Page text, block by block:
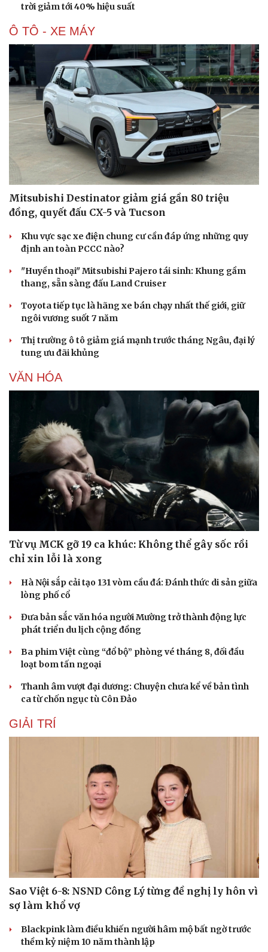
Cải chính
trời giảm tới 40% hiệu suất
Ô TÔ - XE MÁY
Mitsubishi Destinator giảm giá gần 80 triệu
đồng, quyết đấu CX-5 và Tucson
Khu vực sạc xe điện chung cư cần đáp ứng những quy
định an toàn PCCC nào?
"Huyền thoại" Mitsubishi Pajero tái sinh: Khung gầm
thang, sẵn sàng đấu Land Cruiser
Toyota tiếp tục là hãng xe bán chạy nhất thế giới, giữ
ngôi vương suốt 7 năm
Thị trường ô tô giảm giá mạnh trước tháng Ngâu, đại lý
tung ưu đãi khủng
VĂN HÓA
Từ vụ MCK gỡ 19 ca khúc: Không thể gây sốc rồi
chỉ xin lỗi là xong
Hà Nội sắp cải tạo 131 vòm cầu đá: Đánh thức di sản giữa
lòng phố cổ
Đưa bản sắc văn hóa người Mường trở thành động lực
phát triển du lịch cộng đồng
Ba phim Việt cùng “đổ bộ” phòng vé tháng 8, đối đầu
loạt bom tấn ngoại
Thanh âm vượt đại dương: Chuyện chưa kể về bản tình
ca từ chốn ngục tù Côn Đảo
GIẢI TRÍ
Sao Việt 6-8: NSND Công Lý từng đề nghị ly hôn vì
sợ làm khổ vợ
Blackpink làm điều khiến người hâm mộ bất ngờ trước
thềm kỷ niệm 10 năm thành lập